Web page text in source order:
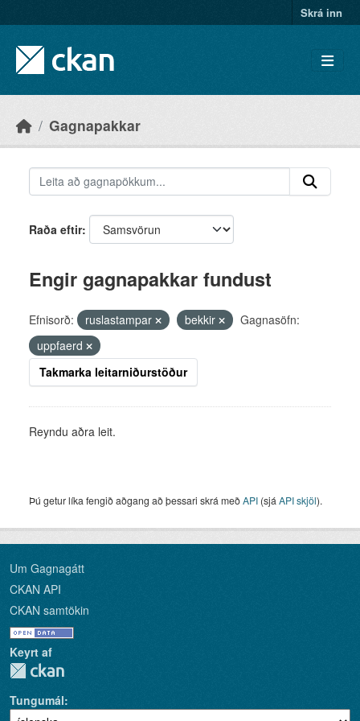
Skrá inn
Gagnapakkar
Raða eftir
Engir gagnapakkar fundust
Efnisorð: ruslastampar bekkir
Gagnasöfn:
uppfaerd
Takmarka leitarniðurstöður
Reyndu aðra leit.
Þú getur líka fengið aðgang að þessari skrá meðAPI (sjá API skjöl).
Um Gagnagátt
CKAN API
CKAN samtökin
Keyrt af
Tungumál